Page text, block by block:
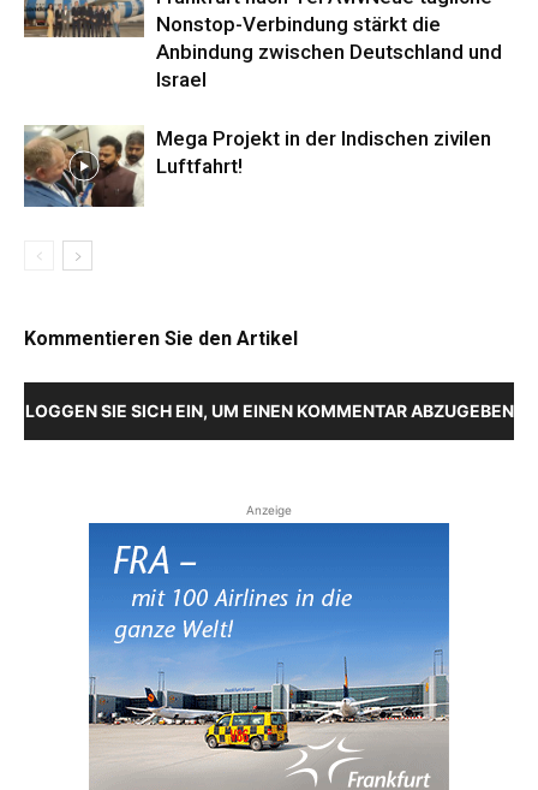
Nonstop-Verbindung stärkt die
Anbindung zwischen Deutschland und
Israel
Mega Projekt in der Indischen zivilen
Luftfahrt!
Kommentieren Sie den Artikel
LOGGEN SIE SICH EIN, UM EINEN KOMMENTAR ABZUGEBEN
Anzeige